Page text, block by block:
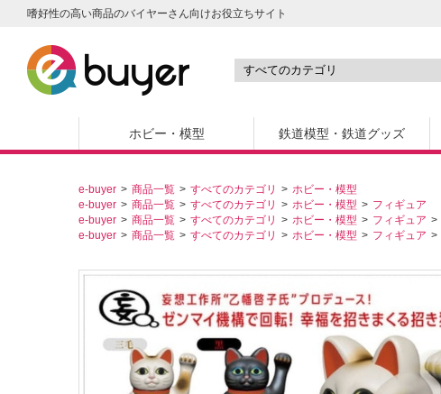
嗜好性の高い商品のバイヤーさん向けお役立ちサイト
ホビー・模型 鉄道模型・鉄道グッズ
e-buyer 商品一覧 すべてのカテゴリ
ホビー・模型
e-buyer
商品一覧 すべてのカテゴリ ホビー・模型
フィギュア
e-buyer
商品一覧 すべてのカテゴリ ホビー・模型 フィギュア
e-buyer
商品一覧 すべてのカテゴリ ホビー・模型 フィギュア